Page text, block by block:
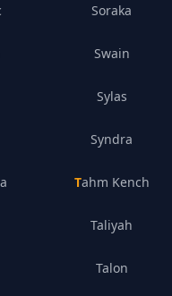
Soraka
Swain
Sylas
Syndra
Tahm Kench
Taliyah
Talon